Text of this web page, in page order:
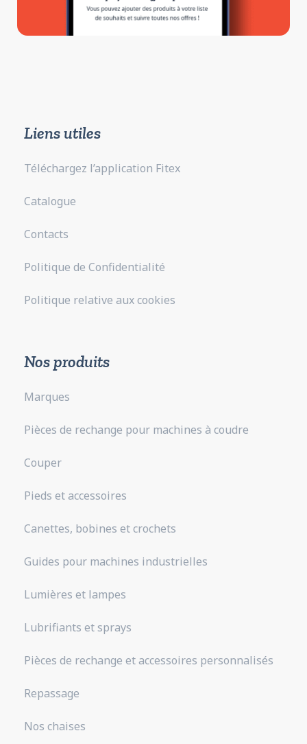
Liens utiles
Téléchargez l’application Fitex
Catalogue
Contacts
Politique de Confidentialité
Politique relative aux cookies
Nos produits
Marques
Pièces de rechange pour machines à coudre
Couper
Pieds et accessoires
Canettes, bobines et crochets
Guides pour machines industrielles
Lumières et lampes
Lubrifiants et sprays
Pièces de rechange et accessoires personnalisés
Repassage
Nos chaises